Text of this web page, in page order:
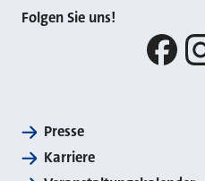
Folgen Sie uns!
Presse
Karriere